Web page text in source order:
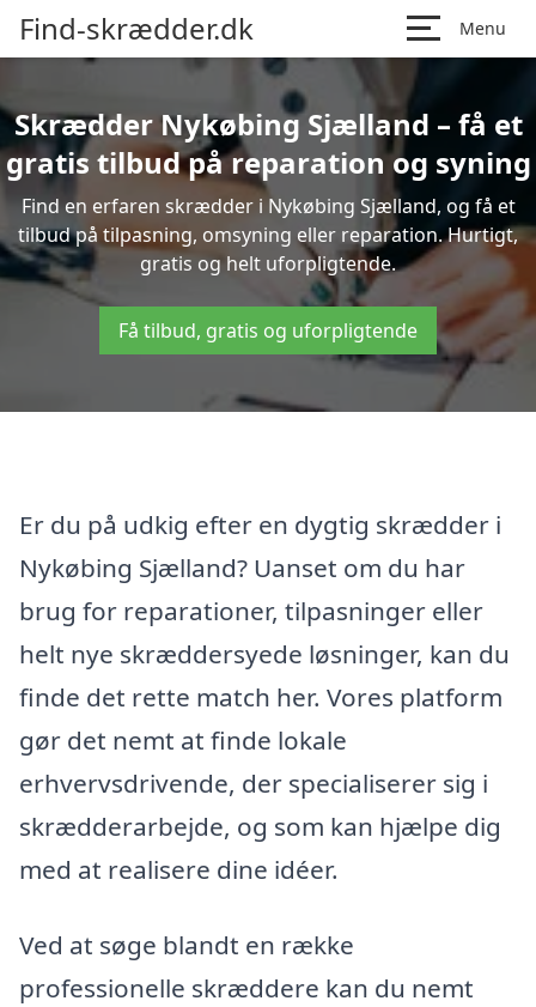
Find-skrædder.dk Menu
Skrædder Nykøbing Sjælland – få et
gratis tilbud på reparation og syning
Find en erfaren skrædder i Nykøbing Sjælland, og få et
tilbud på tilpasning, omsyning eller reparation. Hurtigt,
gratis og helt uforpligtende.
Få tilbud, gratis og uforpligtende
Er du på udkig efter en dygtig skrædder i
Nykøbing Sjælland? Uanset om du har
brug for reparationer, tilpasninger eller
helt nye skræddersyede løsninger, kan du
finde det rette match her. Vores platform
gør det nemt at finde lokale
erhvervsdrivende, der specialiserer sig i
skrædderarbejde, og som kan hjælpe dig
med at realisere dine idéer.
Ved at søge blandt en række
professionelle skræddere kan du nemt